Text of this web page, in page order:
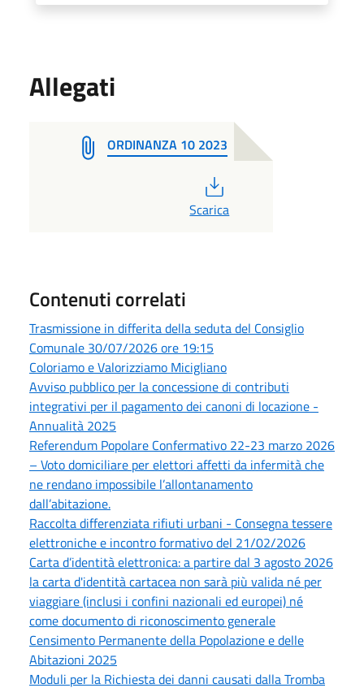
Allegati
ORDINANZA 10 2023
Scarica
Contenuti correlati
Trasmissione in differita della seduta del Consiglio
Comunale 30/07/2026 ore 19:15
Coloriamo e Valorizziamo Micigliano
Avviso pubblico per la concessione di contributi
integrativi per il pagamento dei canoni di locazione -
Annualità 2025
Referendum Popolare Confermativo 22-23 marzo 2026
– Voto domiciliare per elettori affetti da infermità che
ne rendano impossibile l’allontanamento
dall’abitazione.
Raccolta differenziata rifiuti urbani - Consegna tessere
elettroniche e incontro formativo del 21/02/2026
Carta d’identità elettronica: a partire dal 3 agosto 2026
la carta d'identità cartacea non sarà più valida né per
viaggiare (inclusi i confini nazionali ed europei) né
come documento di riconoscimento generale
Censimento Permanente della Popolazione e delle
Abitazioni 2025
Moduli per la Richiesta dei danni causati dalla Tromba